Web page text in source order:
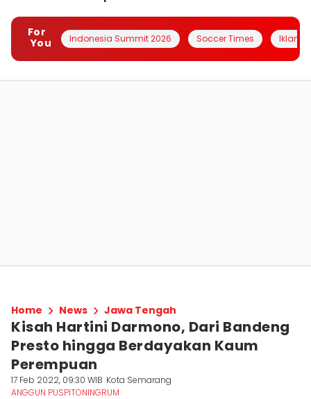
For
You
Indonesia Summit 2026 Soccer Times Iklanin
Home News Jawa Tengah
Kisah Hartini Darmono, Dari Bandeng
Presto hingga Berdayakan Kaum
Perempuan
17 Feb 2022, 09:30 WIB Kota Semarang
ANGGUN PUSPITONINGRUM